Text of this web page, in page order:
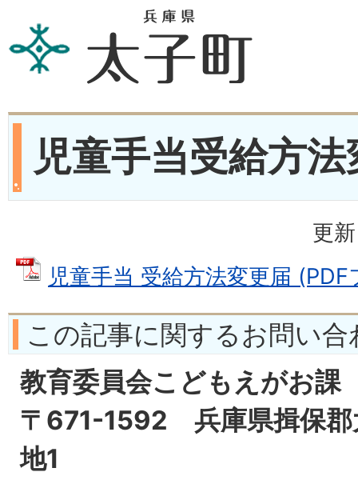
児童手当受給方
更
児童手当 受給方法変更届
この記事に関するお問い合
教育委員会こどもえがお課
〒671-1592 兵庫県揖保郡
地1